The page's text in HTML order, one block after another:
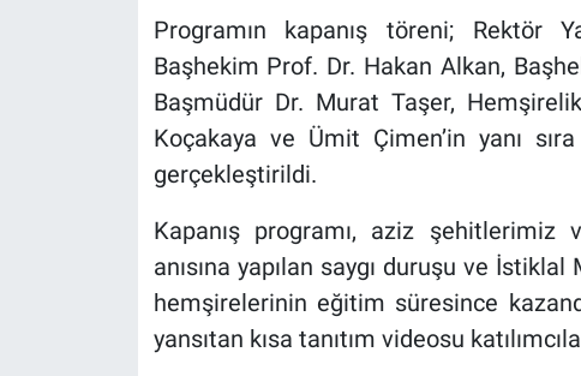
Programın kapanış töreni; Rektör
Başhekim Prof. Dr. Hakan Alkan,
Başmüdür Dr. Murat Taşer,
Koçakaya ve Ümit Çimen’in yanı
gerçekleştirildi.
Kapanış programı, aziz
anısına yapılan saygı duruşu ve İstiklal
hemşirelerinin eğitim süresince
yansıtan kısa tanıtım videosu